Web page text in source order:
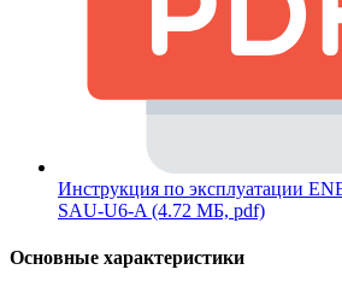
Инструкция по эксплуатации
SAU-U6-A (4.72 МБ, pdf)
Основные характеристики